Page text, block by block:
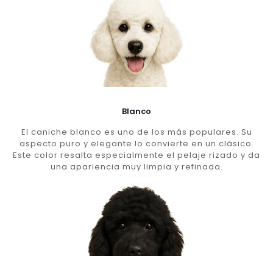
Blanco
El caniche blanco es uno de los más populares. Su
aspecto puro y elegante lo convierte en un clásico.
Este color resalta especialmente el pelaje rizado y da
una apariencia muy limpia y refinada.